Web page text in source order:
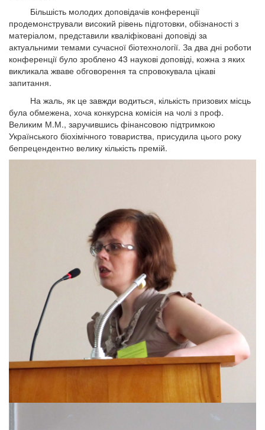
Більшість молодих доповідачів конференції
продемонстрували високий рівень підготовки, обізнаності з
матеріалом, представили кваліфіковані доповіді за
актуальними темами сучасної біотехнології. За два дні роботи
конференції було зроблено 43 наукові доповіді, кожна з яких
викликала жваве обговорення та спровокувала цікаві
запитання.
На жаль, як це завжди водиться, кількість призових місць
була обмежена, хоча конкурсна комісія на чолі з проф.
Великим М.М., заручившись фінансовою підтримкою
Українського біохімічного товариства, присудила цього року
бепрецендентно велику кількість премій.